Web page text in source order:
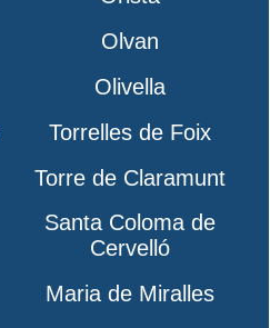
Olvan
Olivella
Torrelles de Foix
Torre de Claramunt
Santa Coloma de
Cervelló
Maria de Miralles